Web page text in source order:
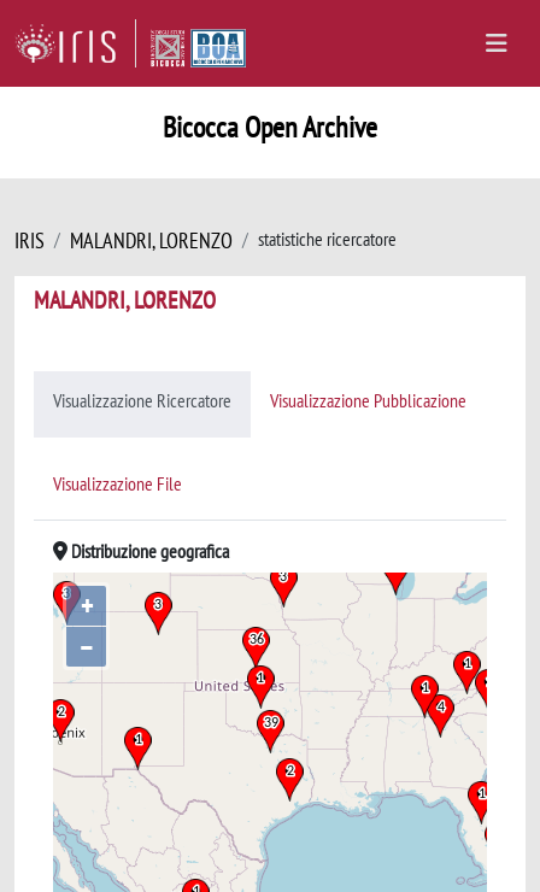
Bicocca Open Archive
IRIS MALANDRI, LORENZO statistiche ricercatore
MALANDRI, LORENZO
Visualizzazione Ricercatore Visualizzazione Pubblicazione
Visualizzazione File
Distribuzione geografica
+
–